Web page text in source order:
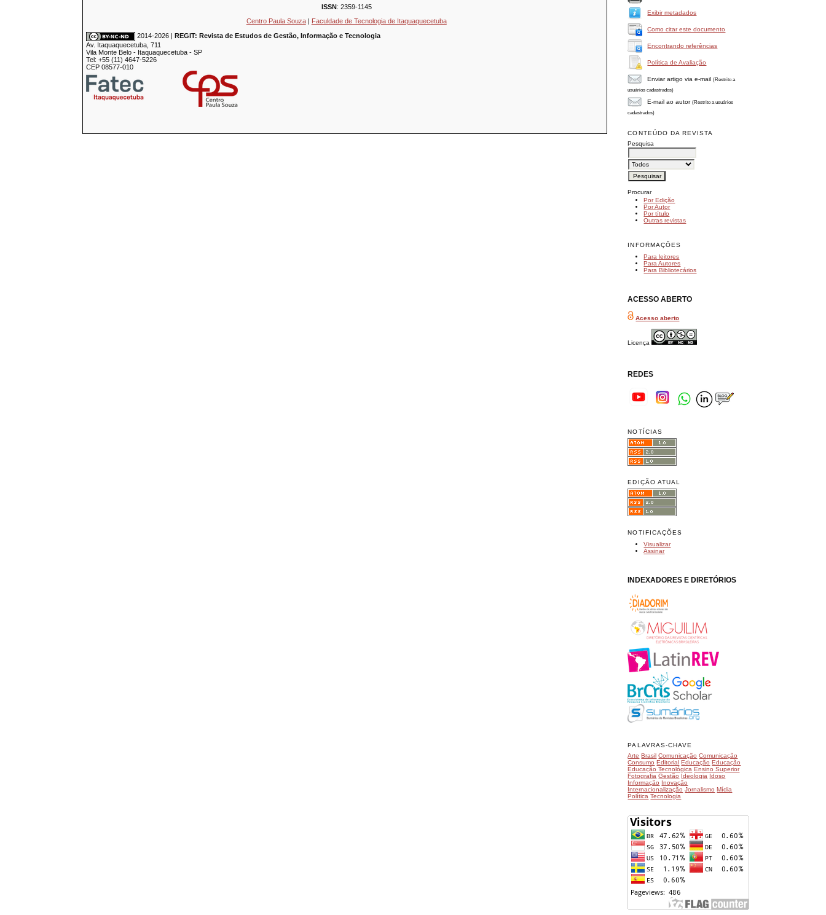
Exibir metadados
Como citar este documento
Encontrando referências
Política de Avaliação
Enviar artigo via e-mail(Restrito a
usuários cadastrados)
E-mail ao autor(Restrito a usuários
cadastrados)
CONTEÚDO DA REVISTA
Pesquisa
Procurar
Por Edição
Por Autor
Por título
Outras revistas
INFORMAÇÕES
Para leitores
Para Autores
Para Bibliotecários
ACESSO ABERTO
Acesso aberto
Licença
REDES
NOTÍCIAS
EDIÇÃO ATUAL
NOTIFICAÇÕES
Visualizar
Assinar
INDEXADORES E DIRETÓRIOS
PALAVRAS-CHAVE
Arte Brasil Comunicação Comunicação
Consumo Editorial Educação Educação
Educação Tecnológica Ensino Superior
Fotografia Gestão Ideologia Idoso
Informação Inovação
Internacionalização Jornalismo Mídia
Política Tecnologia
ISSN: 2359-1145
Centro Paula Souza|
Faculdade de Tecnologia de Itaquaquecetuba
2014-2026 |REGIT: Revista de Estudos de Gestão, Informação e Tecnologia
Av. Itaquaquecetuba, 711
Vila Monte Belo - Itaquaquecetuba - SP
Tel: +55 (11) 4647-5226
CEP 08577-010